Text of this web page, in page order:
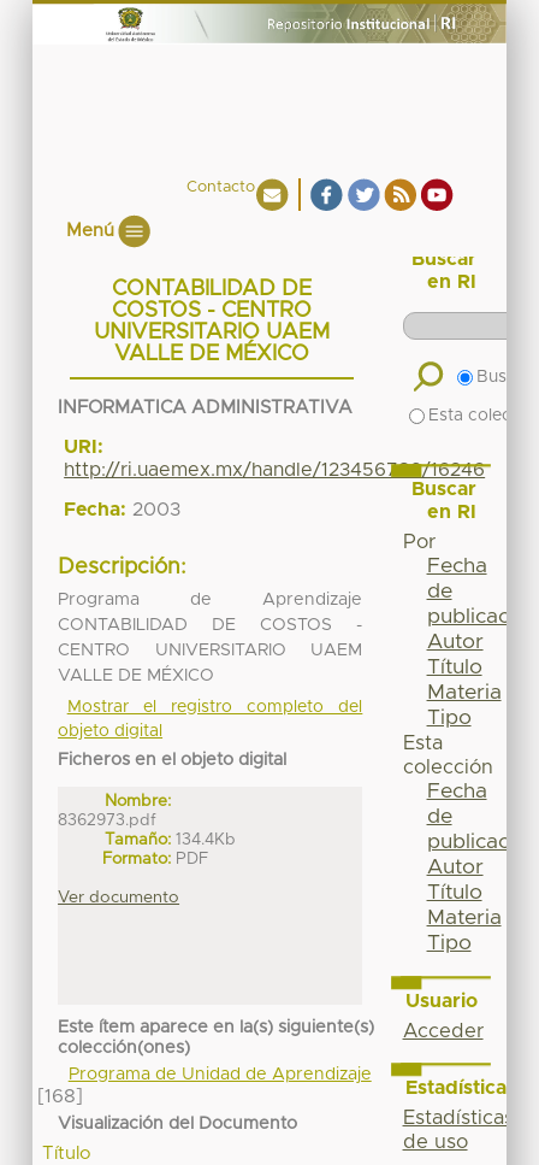
Contacto
Menú
CONTABILIDAD DE
COSTOS - CENTRO
UNIVERSITARIO UAEM
VALLE DE MÉXICO
INFORMATICA ADMINISTRATIVA
URI:
http://ri.uaemex.mx/handle/123456789/16246
Fecha: 2003
Descripción:
Programa de Aprendizaje
CONTABILIDAD DE COSTOS -
CENTRO UNIVERSITARIO UAEM
VALLE DE MÉXICO
Mostrar el registro completo del
objeto digital
Ficheros en el objeto digital
Nombre:
8362973.pdf
Tamaño: 134.4Kb
Formato: PDF
Ver documento
Este ítem aparece en la(s) siguiente(s)
colección(ones)
Programa de Unidad de Aprendizaje
[168]
Visualización del Documento
Título
Buscar
en RI
Buscar
Esta
Buscar
en RI
Por
Fecha
de
publicación
Autor
Título
Materia
Tipo
Esta
colección
Fecha
de
publicación
Autor
Título
Materia
Tipo
Usuario
Acceder
Estadísticas
Estadísticas
de uso